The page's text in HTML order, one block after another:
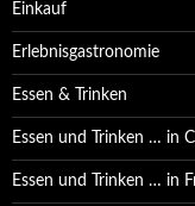
Einkauf
Erlebnisgastronomie
Essen & Trinken
Essen und Trinken … in
Essen und Trinken … in